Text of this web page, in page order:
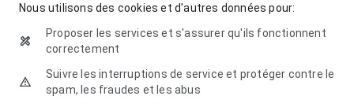
Nous utilisons des cookies et d'autres données pour:
Proposer les services et s'assurer qu'ils fonctionnent
correctement
Suivre les interruptions de service et protéger contre le
spam, les fraudes et les abus